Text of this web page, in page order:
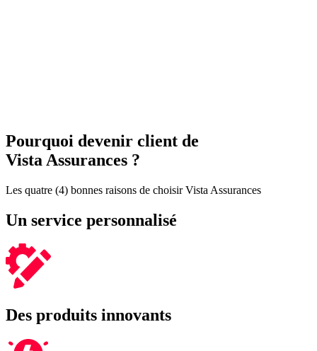
Pourquoi devenir client de
Vista Assurances ?
Les quatre (4) bonnes raisons de choisir Vista Assurances
Un service personnalisé
Des produits innovants